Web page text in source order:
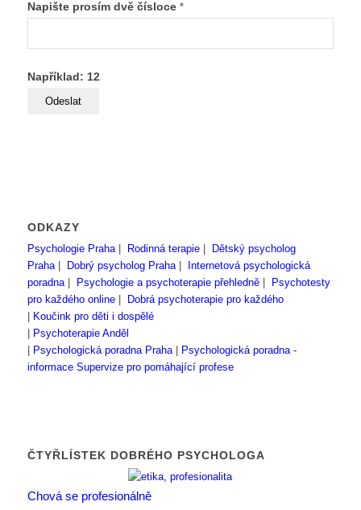
Napište prosím dvě čísloce *
Například: 12
ODKAZY
Psychologie Praha| Rodinná terapie|
Dětský psycholog
Praha| Dobrý psycholog Praha|
Internetová psychologická
poradna| Psychologie a psychoterapie přehledně|
Psychotesty
pro každého online|
Dobrá psychoterapie pro každého
Koučink pro děti i dospělé
Psychoterapie Anděl
Psychologická poradna Praha|
Psychologická poradna -
informace Supervize pro pomáhající profese
ČTYŘLÍSTEK DOBRÉHO PSYCHOLOGA
Chová se profesionálně